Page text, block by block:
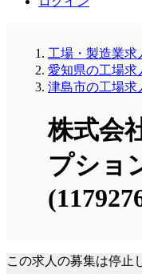
工場・製造業求
愛知県の工場求
津島市の工場求
株式会
プショ
この求人の募集は停止